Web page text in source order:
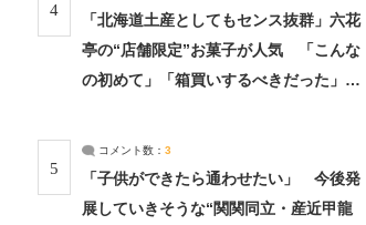
4
「北海道土産としてもセンス抜群」六花
亭の“店舗限定”お菓子が人気 「こんな
の初めて」「箱買いするべきだった」
5
コメント数： 3
「子供ができたら通わせたい」 今後発
展していきそうな“関関同立・産近甲龍